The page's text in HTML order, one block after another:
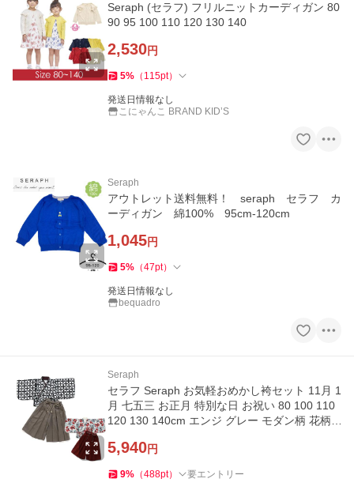
Seraph (セラフ) フリルニットカーディガン 80
90 95 100 110 120 130 140
2,530円
5% （ 115pt）
発送日情報なし
こにゃんこ BRAND KID’S
Seraph
アウトレット送料無料！ seraph セラフ カ
ーディガン 綿100% 95cm-120cm
1,045円
5% （47pt）
発送日情報なし
bequadro
Seraph
セラフ Seraph お気軽おめかし袴セット 11月 1
月 七五三 お正月 特別な日 お祝い 80 100 110
120 130 140cm エンジ グレー モダン柄 花柄
5,940円
9% （488pt） 要エントリー